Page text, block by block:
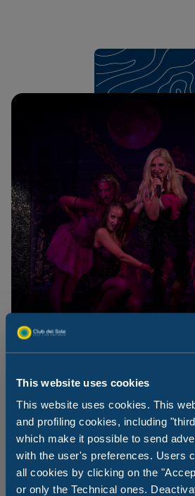
This website uses cookies
This website uses cookies. This
and profiling cookies, including
which make it possible to send
with the user's preferences. Users
all cookies by clicking on the
or only the Technical ones.
Dedykowane
Wierzymy, że zabawa jest najlepszą
zarówno dla Twoich dzieci, jak i dla
się uśmiechają i opowiadają o
doświadczeniach, jest bezcenne. Z
wybierać spośród naszych